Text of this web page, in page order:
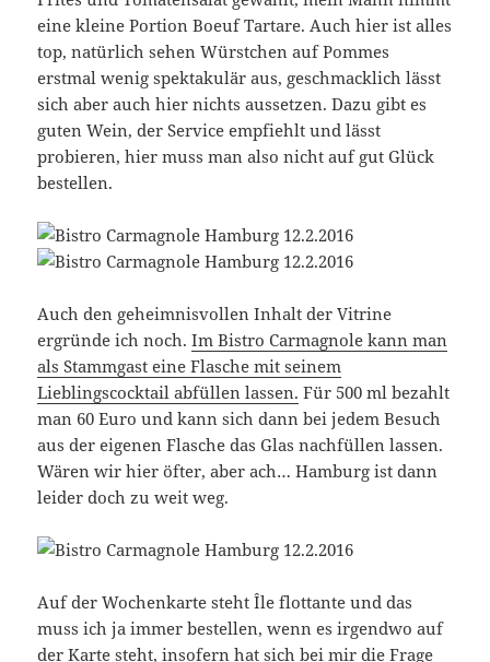
eine kleine Portion Boeuf Tartare. Auch hier ist alles
top, natürlich sehen Würstchen auf Pommes
erstmal wenig spektakulär aus, geschmacklich lässt
sich aber auch hier nichts aussetzen. Dazu gibt es
guten Wein, der Service empfiehlt und lässt
probieren, hier muss man also nicht auf gut Glück
bestellen.
Auch den geheimnisvollen Inhalt der Vitrine
ergründe ich noch.Im Bistro Carmagnole kann man
als Stammgast eine Flasche mit seinem
Lieblingscocktail abfüllen lassen. Für 500 ml bezahlt
man 60 Euro und kann sich dann bei jedem Besuch
aus der eigenen Flasche das Glas nachfüllen lassen.
Wären wir hier öfter, aber ach… Hamburg ist dann
leider doch zu weit weg.
Auf der Wochenkarte steht Île flottante und das
muss ich ja immer bestellen, wenn es irgendwo auf
der Karte steht, insofern hat sich bei mir die Frage